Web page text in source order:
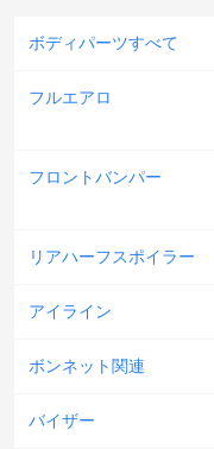
ボディパーツすべて
フルエアロ
フロントバンパー
リアハーフスポイラー
アイライン
ボンネット関連
バイザー